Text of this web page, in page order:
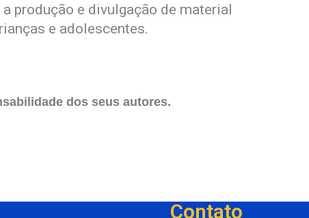
produção e divulgação de material
e adolescentes.
dos seus autores.
Contato